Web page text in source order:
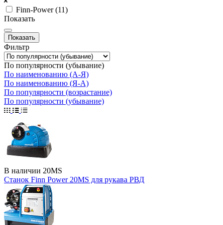
Finn-Power (11)
Показать
Фильтр
По популярности (убывание)
По наименованию (А-Я)
По наименованию (Я-А)
По популярности (возрастание)
По популярности (убывание)
В наличии 20MS
Станок Finn Power 20MS для рукава РВД